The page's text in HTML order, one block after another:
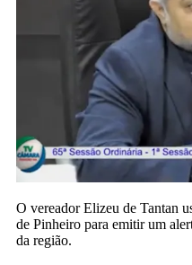
O vereador Elizeu de Tantan
de Pinheiro para emitir um
da região.